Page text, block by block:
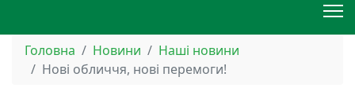
Головна Новини
Наші новини
Нові обличчя, нові перемоги!